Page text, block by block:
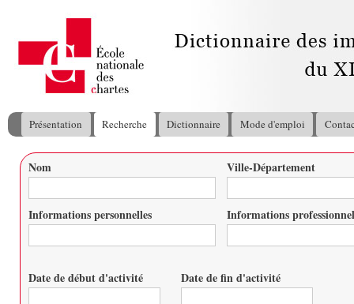
Menu principal
Présentation Recherche Dictionnaire Mode d'emploi
Vous êtes ici
Nom Ville-Département
Informations personnelles Informations
Date de début d'activité Date de fin d'activité